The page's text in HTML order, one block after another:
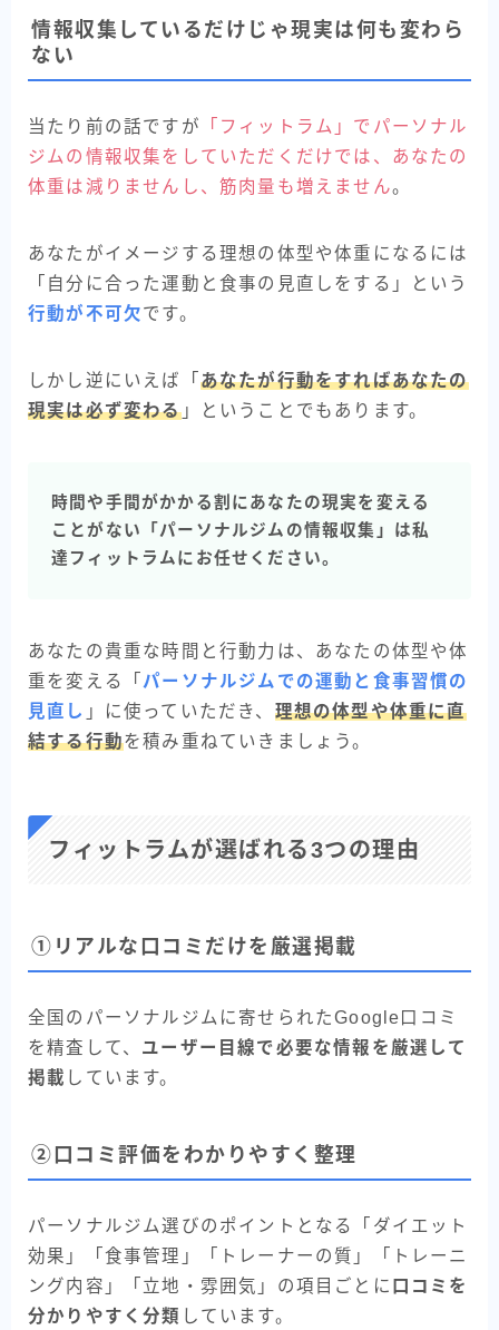
情報収集しているだけじゃ現実は何も変わら
ない
当たり前の話ですが
「フィットラム」でパーソナル
ジムの情報収集をしていただくだけでは、あなたの
体重は減りませんし、筋肉量も増えません。
あなたがイメージする理想の体型や体重になるには
「自分に合った運動と食事の見直しをする」という
行動が不可欠です。
しかし逆にいえば「 あなたが行動をすればあなたの
現実は必ず変わる」ということでもあります。
時間や手間がかかる割にあなたの現実を変える
ことがない「パーソナルジムの情報収集」は私
達フィットラムにお任せください。
あなたの貴重な時間と行動力は、あなたの体型や体
重を変える「 パーソナルジムでの運動と食事習慣の
見直し 」に使っていただき、 理想の体型や体重に直
結する行動を積み重ねていきましょう。
フィットラムが選ばれる3つの理由
①リアルな口コミだけを厳選掲載
全国のパーソナルジムに寄せられたGoogle口コミ
を精査して、 ユーザー目線で必要な情報を厳選して
掲載 しています。
②口コミ評価をわかりやすく整理
パーソナルジム選びのポイントとなる「ダイエット
効果」「食事管理」「トレーナーの質」「トレーニ
ング内容」「立地・雰囲気」の項目ごとに 口コミを
分かりやすく分類 しています。